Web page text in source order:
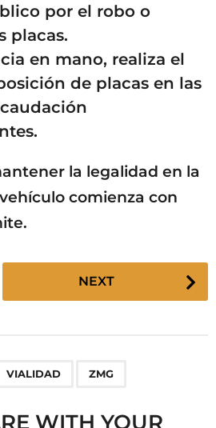
por el robo o
placas.
en mano, realiza el
de placas en las
la legalidad en la
comienza con
NEXT
VIALIDAD ZMG
WITH YOUR